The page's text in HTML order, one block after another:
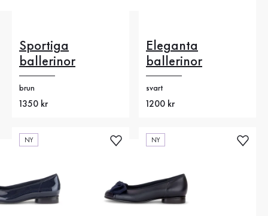
Sportiga
ballerinor
brun
Nytt pris
1350 kr
Eleganta
ballerinor
svart
Nytt pris
1200 kr
NY NY